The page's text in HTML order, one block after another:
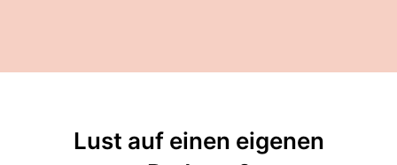
würden sie kartling umreißen?
bisschen ausholen.
Lust auf einen eigenen